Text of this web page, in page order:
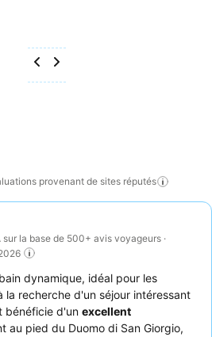
provenant de sites réputés
sur la base de 500+ avis voyageurs ·
dynamique, idéal pour les
la recherche d'un séjour intéressant
bénéficie d'un excellent
au pied du Duomo di San Giorgio,